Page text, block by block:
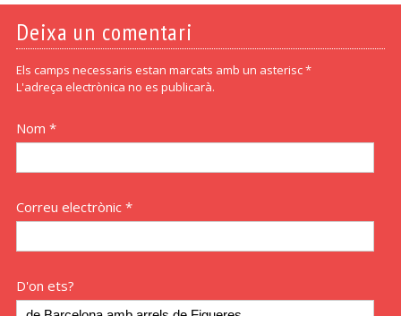
Deixa un comentari
Els camps necessaris estan marcats amb un asterisc *
L'adreça electrònica no es publicarà.
Nom *
Correu electrònic *
D'on ets?